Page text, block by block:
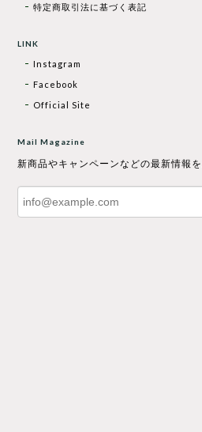
特定商取引法に基づく表記
LINK
Instagram
Facebook
Official Site
Mail Magazine
新商品やキャンペーンなどの最新情報を